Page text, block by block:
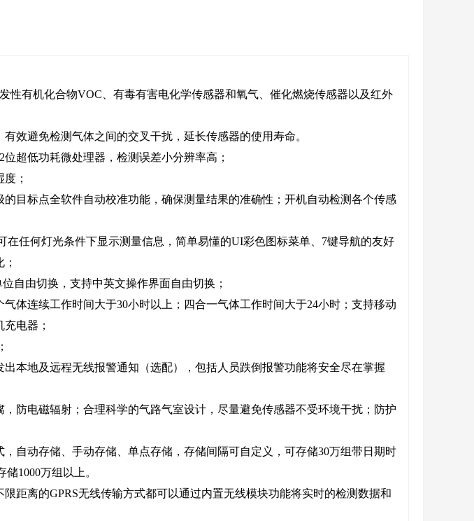
性有机化合物VOC、有毒有害电化学传感器和氧气、催化燃烧传感器以及红外
效避免检测气体之间的交叉干扰，延长传感器的使用寿命。
超低功耗微处理器，检测误差小分辨率高；
度；
目标点全软件自动校准功能，确保测量结果的准确性；开机自动检测各个传感
任何灯光条件下显示测量信息，简单易懂的UI彩色图标菜单、7键导航的友好
；
自由切换，支持中英文操作界面自由切换；
体连续工作时间大于30小时以上；四合一气体工作时间大于24小时；支持移动
充电器；
本地及远程无线报警通知（选配），包括人员跌倒报警功能将安全尽在掌握
防电磁辐射；合理科学的气路气室设计，尽量避免传感器不受环境干扰；防护
自动存储、手动存储、单点存储，存储间隔可自定义，可存储30万组带日期时
储1000万组以上。
距离的GPRS无线传输方式都可以通过内置无线模块功能将实时的检测数据和